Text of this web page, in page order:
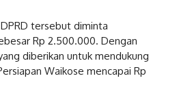
tersebut diminta
Rp 2.500.000. Dengan
diberikan untuk mendukung
Waikose mencapai Rp